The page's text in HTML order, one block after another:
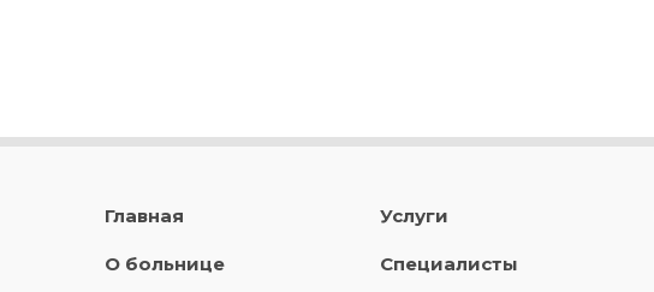
Главная
О больнице
Услуги
Специалисты